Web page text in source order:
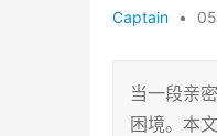
Captain •
当一段亲
困境。本